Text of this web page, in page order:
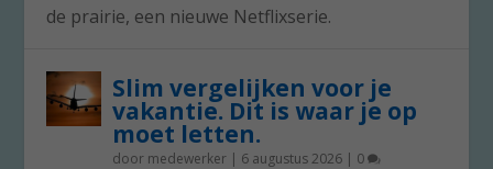
de prairie, een nieuwe Netflixserie.
Slim vergelijken voor je
vakantie. Dit is waar je op
moet letten.
door medewerker | 6 augustus 2026 | 0